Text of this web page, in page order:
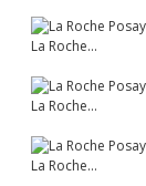
La Roche...
La Roche...
La Roche...